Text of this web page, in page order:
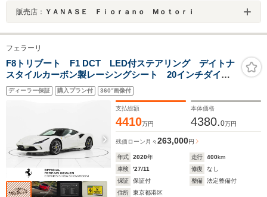
販売店： ＹＡＮＡＳＥ Ｆｉｏｒａｎｏ Ｍｏｔｏｒｉ
フェラーリ
F8トリブート F1 DCT LED付ステアリング デイトナ
スタイルカーボン製レーシングシート 20インチダイヤ
モンド研磨鍛造ホイール サスペンションリフター ス
ペシャルカラードステッチ カーボン製エクステリア
ディーラー保証 購入プラン付 360°画像付
支払総額
4410万円
本体価格
4380.0万円
残価ローン 月々263,000円
年式 2020年 走行 400km
車検
'27/11 修復
なし
保証
保証付 整備
法定整備付
住所
東京都港区